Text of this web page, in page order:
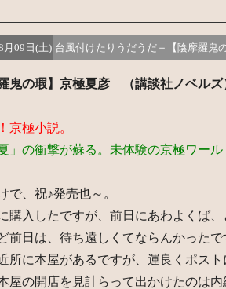
月09日(土) 台風付けたりうだうだ＋【陰摩羅鬼
羅鬼の瑕】京極夏彦 （講談社ノベルズ
京極小説。
」の衝撃が蘇る。未体験の京極ワール
で、祝♪発売也～。
購入したですが、前日にあわよくば
前日は、待ち遠しくてならんかったで
所に本屋があるですが、運良くポス
屋の開店を見計らって出かけたのは内